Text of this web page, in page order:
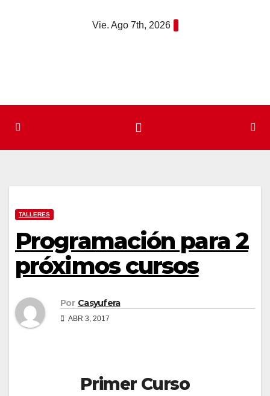
Vie. Ago 7th, 2026
TALLERES
Programación para 2
próximos cursos
Por Casyufera
ABR 3, 2017
Primer Curso